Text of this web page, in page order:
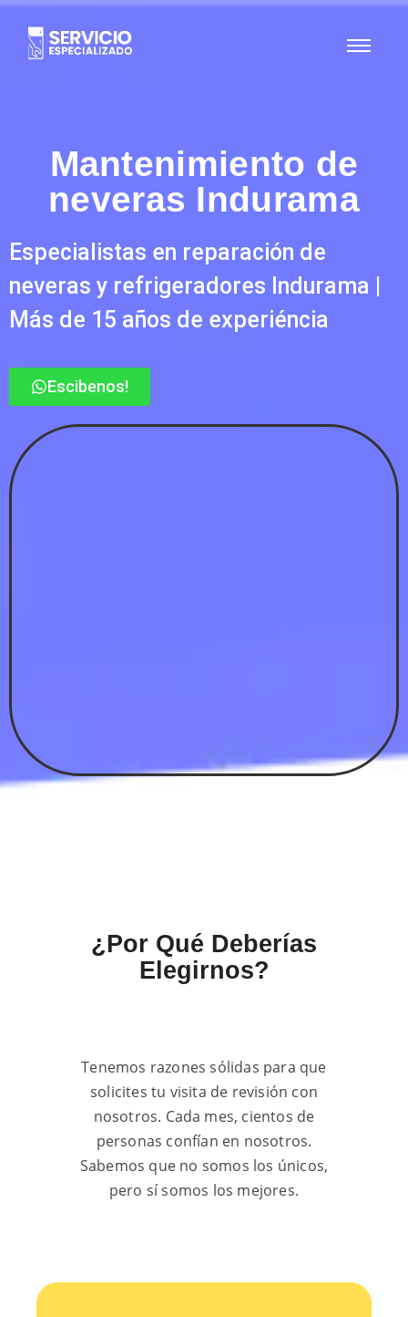
Mantenimiento de
neveras Indurama
Especialistas en reparación de
neveras y refrigeradores Indurama |
Más de 15 años de experiéncia
Escibenos!
¿Por Qué Deberías
Elegirnos?
Tenemos razones sólidas para que
solicites tu visita de revisión con
nosotros. Cada mes, cientos de
personas confían en nosotros.
Sabemos que no somos los únicos,
pero sí somos los mejores.